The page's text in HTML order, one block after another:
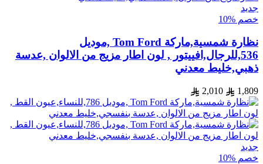
جديد
خصم %10
نظارة شمسية,ماركة Tom Ford ,موديل
536,للرجال,افييتور , لون اطار مزيج من الالوان ,عدسة
ذهبي,خليط معدني
1,809
2,010
جديد
خصم %10